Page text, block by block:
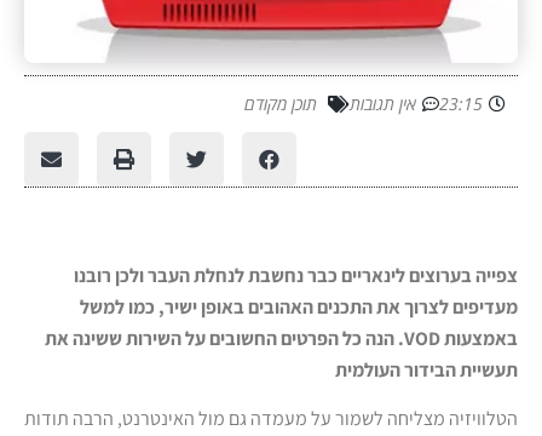
23:15 אין תגובות תוכן מקודם
צפייה בערוצים לינאריים כבר נחשבת לנחלת העבר ולכן רובנו
מעדיפים לצרוך את התכנים האהובים באופן ישיר, כמו למשל
באמצעותVOD. הנה כל הפרטים החשובים על השירות ששינה את
תעשיית הבידור העולמית
הטלוויזיה מצליחה לשמור על מעמדה גם מול האינטרנט, הרבה תודות